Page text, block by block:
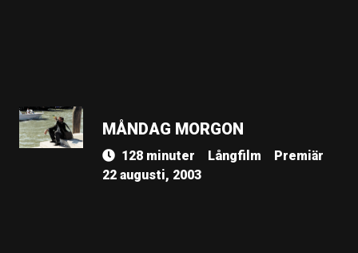
MÅNDAG MORGON
128 minuter Långfilm
Premiär
22 augusti, 2003